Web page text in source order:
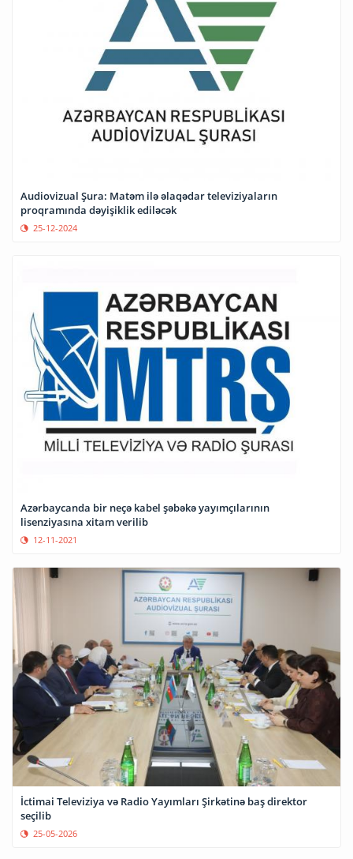
Audiovizual Şura: Matəm ilə əlaqədar televiziyaların
proqramında dəyişiklik ediləcək
25-12-2024
Azərbaycanda bir neçə kabel şəbəkə yayımçılarının
lisenziyasına xitam verilib
12-11-2021
İctimai Televiziya və Radio Yayımları Şirkətinə baş direktor
seçilib
25-05-2026